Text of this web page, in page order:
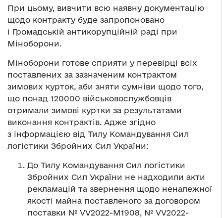
При цьому, вивчити всю наявну документацію
щодо контракту буде запропоновано
і Громадській антикорупційній раді при
Міноборони.
Міноборони готове сприяти у перевірці всіх
поставлених за зазначеним контрактом
зимових курток, аби зняти сумніви щодо того,
що понад 120000 військовослужбовців
отримали зимові куртки за результатами
виконання контрактів. Адже згідно
з інформацією від Тилу Командування Сил
логістики Збройних Сил України:
До Тилу Командування Сил логістики
Збройних Сил України не надходили акти
рекламацій та звернення щодо неналежної
якості майна поставленого за договором
поставки № VV2022-M1908, № VV2022-